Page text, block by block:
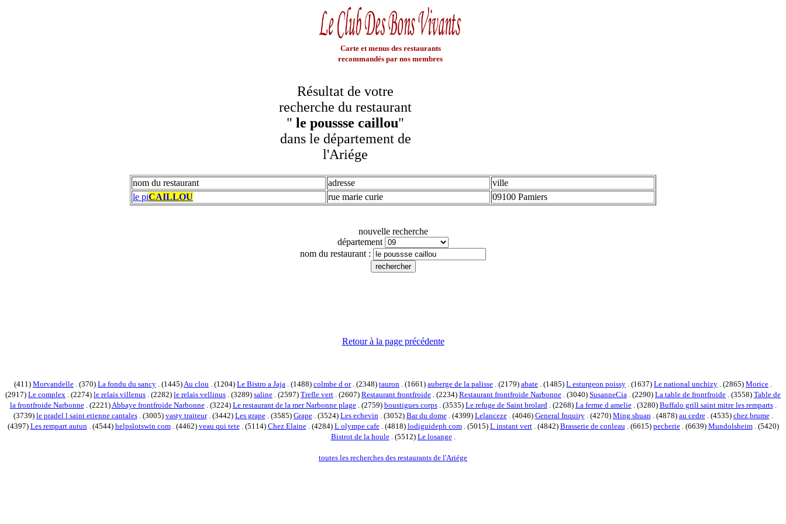
Carte et menus des restaurants
recommandés par nos membres
Résultat de votre
recherche du restaurant
" le poussse caillou"
dans le département de
l'Ariége
nom du restaurant adresse
ville
le piCAILLOU rue marie curie 09100 Pamiers
nouvelle recherche
département
nom du restaurant :
Retour à la page précédente
(411) Morvandelle . (370) La fondu du sancy . (1445)Au clou . (1204) Le Bistro a Jaja . (1488) colmbe d or. (2348) tauron . (1661) auberge de la palisse . (2179) abate . (1485) L esturgeon poissy . (1637) Le national unchizy . (2865) Morice .
(2917) Le complex . (2274) le relais villenus . (2282) le relais vellinus . (3289) saline . (2597) Trefle vert . (2607) Restaurant frontfroide . (2234) Restaurant frontfroide Narbonne . (3040) SusanneCia . (2290) La table de frontfroide . (3558) Table de
la frontfroide Narbonne. (2221)Abbaye frontfroide Narbonne. (3224) Le restaurant de la mer Narbonne plage. (2759) boustigues corps. (3535) Le refuge de Saint brolard. (2268) La ferme d amelie. (3280) Buffalo grill saint mitre les remparts.
(3739) le pradel l saint etienne cantales. (3005) vasty traiteur. (3442) Les grape. (3585) Grape. (3524) Les echevin. (3052) Bar du dome. (4399) Lelanceze. (4046) General Inquiry. (4270) Ming shuan. (4878) au cedre. (4535) chez brume.
(4397) Les rempart autun. (4544) helpslotswin com. (4462) veau qui tete. (5114) Chez Elaine. (4284) L olympe cafe. (4818) lodiguideph com. (5015) L instant vert. (4842) Brasserie de conleau. (6615) pecherie. (6639) Mundolsheim. (5420)
Bistrot de la houle. (5512) Le losange.
toutes les recherches des restaurants de l'Ariége